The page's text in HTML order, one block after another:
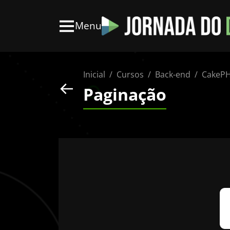
Menu
Inicial Cursos Back-end
Paginação